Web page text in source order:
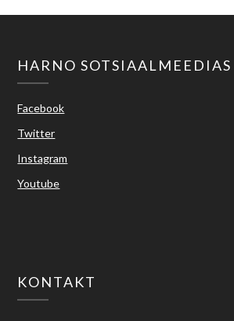
HARNO SOTSIAALMEEDIAS
Facebook
Twitter
Instagram
Youtube
KONTAKT